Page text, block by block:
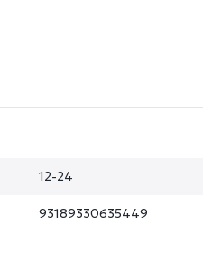
12-24
93189330635449